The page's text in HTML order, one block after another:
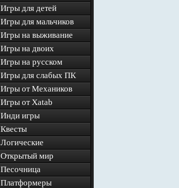
Игры для детей
Игры для мальчиков
Игры на выживание
Игры на двоих
Игры на русском
Игры для слабых ПК
Игры от Механиков
Игры от Xatab
Инди игры
Квесты
Логические
Открытый мир
Песочница
Платформеры